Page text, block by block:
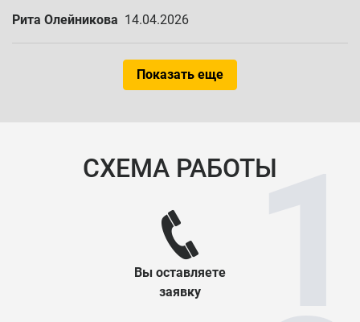
Рита Олейникова 14.04.2026
Показать еще
СХЕМА РАБОТЫ
Вы оставляете
заявку